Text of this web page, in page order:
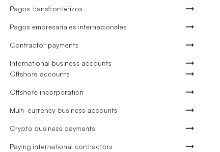
Pagos transfronterizos
Pagos empresariales internacionales
Contractor payments
International business accounts
Offshore accounts
Offshore incorporation
Multi-currency business accounts
Crypto business payments
Paying international contractors